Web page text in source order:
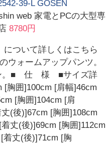
39-L GOSEN
web 家電とPCの大型専
8780円
について詳しくはこちら
ウォームアップパンツ。
。■ 仕 様 ■サイズ詳
[胸囲]100cm [肩幅]46cm
[胸囲]104cm [肩
(後)]67cm [胸囲]108cm
丈(後)]69cm [胸囲]112cm
着丈(後)]71cm [胸